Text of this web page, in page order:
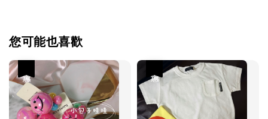
您可能也喜歡